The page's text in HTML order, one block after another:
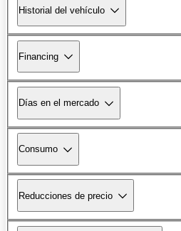
Historial del vehículo
Financing
Días en el mercado
Consumo
Reducciones de precio